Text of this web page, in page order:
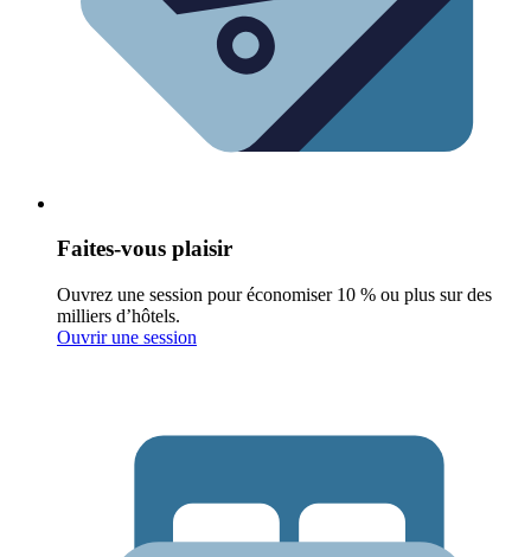
Faites-vous plaisir
Ouvrez une session pour économiser 10 % ou plus sur des
milliers d’hôtels.
Ouvrir une session